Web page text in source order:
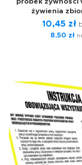
żywienia
10,45 zł
8,50 zł